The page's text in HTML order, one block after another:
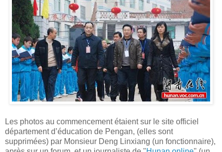
Les photos au commencement étaient sur le site officiel
département d’éducation de Pengan, (elles sont
supprimées) par Monsieur Deng Linxiang (un fonctionnaire),